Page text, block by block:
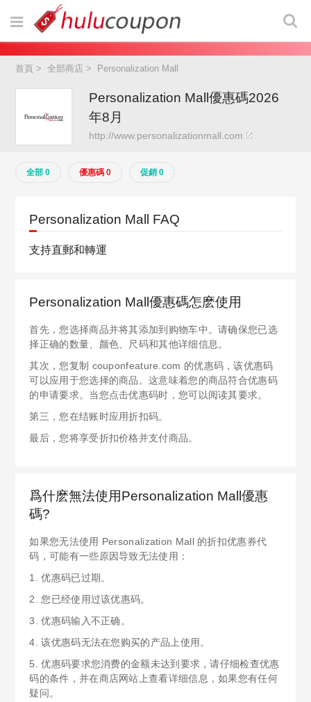
首頁 >全部商店 > Personalization Mall
Personalization Mall優惠碼2026
年8月
http://www.personalizationmall.com
全部 0 優惠碼 0 促銷 0
Personalization Mall FAQ
支持直郵和轉運
Personalization Mall優惠碼怎麽使用
首先，您选择商品并将其添加到购物车中。请确保您已选
择正确的数量、颜色、尺码和其他详细信息。
其次，您复制 couponfeature.com 的优惠码，该优惠码
可以应用于您选择的商品。这意味着您的商品符合优惠码
的申请要求。当您点击优惠码时，您可以阅读其要求。
第三，您在结账时应用折扣码。
最后，您将享受折扣价格并支付商品。
爲什麽無法使用Personalization Mall優惠
碼?
如果您无法使用 Personalization Mall 的折扣优惠券代
码，可能有一些原因导致无法使用：
1. 优惠码已过期。
2. 您已经使用过该优惠码。
3. 优惠码输入不正确。
4. 该优惠码无法在您购买的产品上使用。
5. 优惠码要求您消费的金额未达到要求，请仔细检查优惠
码的条件，并在商店网站上查看详细信息，如果您有任何
疑问。